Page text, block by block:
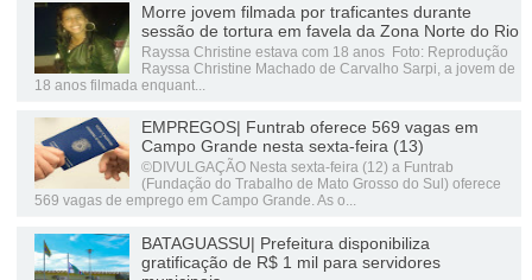
Morre jovem filmada por traficantes durante
sessão de tortura em favela da Zona Norte do Rio
Rayssa Christine estava com 18 anos Foto: Reprodução
Rayssa Christine Machado de Carvalho Sarpi, a jovem de
18 anos filmada enquant...
EMPREGOS| Funtrab oferece 569 vagas em
Campo Grande nesta sexta-feira (13)
©DIVULGAÇÃO Nesta sexta-feira (12) a Funtrab
(Fundação do Trabalho de Mato Grosso do Sul) oferece
569 vagas de emprego em Campo Grande. As o...
BATAGUASSU| Prefeitura disponibiliza
gratificação de R$ 1 mil para servidores